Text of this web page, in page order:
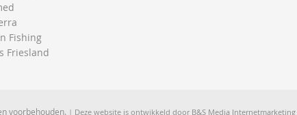
Fishing
Friesland
voorbehouden. | Deze website is ontwikkeld door B&S Media Internetmarketing